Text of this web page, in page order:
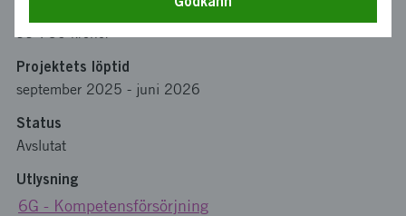
99 730 kronor
Projektets löptid
september 2025 - juni 2026
Status
Avslutat
Utlysning
6G - Kompetensförsörjning